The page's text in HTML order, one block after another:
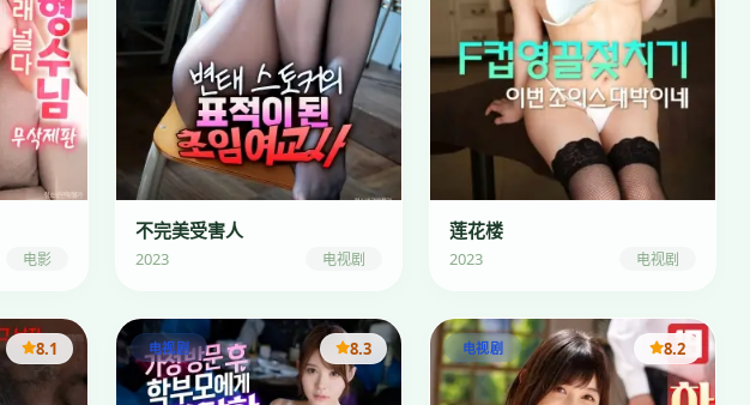
电影
不完美受害人
2023 电视剧
莲花楼
2023 电视剧
8.1 电视剧 8.3 电视剧 8.2